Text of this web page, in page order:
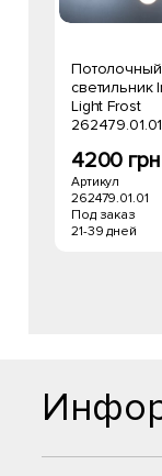
Потолочный
светильник
Light Frost
262479.01.01
4200 грн
Артикул
262479.01.01
Под заказ
21-39 дней